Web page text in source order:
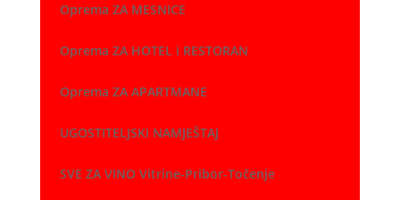
Oprema ZA MESNICE
Oprema ZA HOTEL i RESTORAN
Oprema ZA APARTMANE
UGOSTITELJSKI NAMJEŠTAJ
SVE ZA VINO Vitrine-Pribor-Točenje